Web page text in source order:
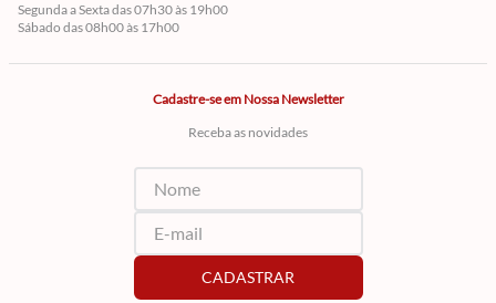
Segunda a Sexta das 07h30 às 19h00
Sábado das 08h00 às 17h00
Cadastre-se em Nossa Newsletter
Receba as novidades
CADASTRAR